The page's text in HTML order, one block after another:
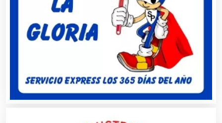
Artículos de Piel